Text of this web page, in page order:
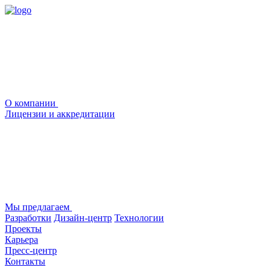
О компании
Лицензии и аккредитации
Мы предлагаем
Разработки Дизайн-центр Технологии
Проекты
Карьера
Пресс-центр
Контакты